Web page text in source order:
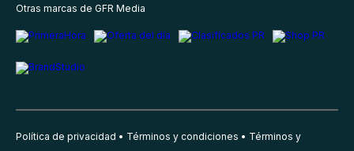
Otras marcas de GFR Media
Política de privacidad Términos y condiciones Términos y